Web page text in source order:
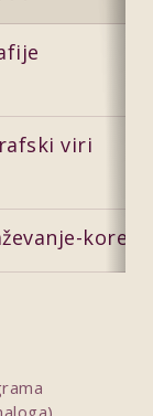
viri